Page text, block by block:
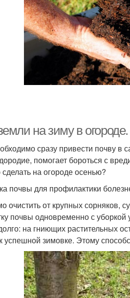
на зиму в
сразу привести почву в
помогает бороться с
на огороде осенью?
почвы для профилактики
очистить от крупных сорняков,
почвы одновременно с
на гниющих растительных
успешной зимовке. Этому